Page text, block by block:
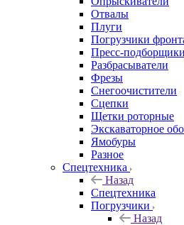
Отвалы
Плуги
Погрузчики
Пресс-подборщики
Разбрасыватели
Фрезы
Снегоочистители
Сцепки
Щетки роторные
Экскаваторное
Ямобуры
Разное
Спецтехника
Назад
Спецтехника
Погрузчики
Назад